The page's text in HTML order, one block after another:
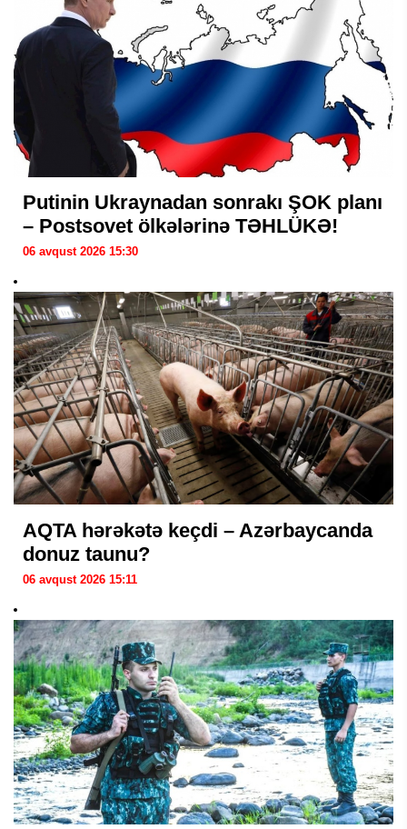
Putinin Ukraynadan sonrakı ŞOK planı
– Postsovet ölkələrinə TƏHLÜKƏ!
06 avqust 2026 15:30
AQTA hərəkətə keçdi – Azərbaycanda
donuz taunu?
06 avqust 2026 15:11